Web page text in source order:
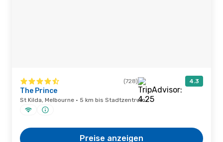
(728) 4.3
The Prince
St Kilda, Melbourne · 5 km bis Stadtzentrum
Preise anzeigen